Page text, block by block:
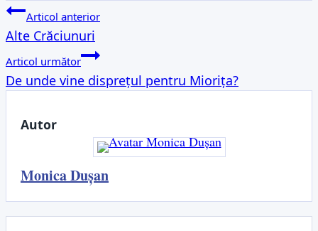
Navigare
în
articole
Articol anterior
Alte Crăciunuri
Articol următor
De unde vine disprețul pentru Miorița?
Autor
Monica Dușan